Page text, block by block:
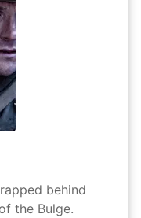
behind
the Bulge.